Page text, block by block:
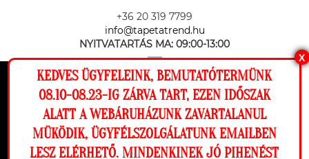
Ez a weboldal cookie-kat használ, hogy a
lehető legjobb élményt nyújtsa honlapunkon.
Beállítások
+36 20 319 7799
info@tapetatrend.hu
NYITVATARTÁS MA: 09:00-13:00
Az online fizetést a Barion Payment Zrt. biztosítja, MNB engedély
száma: H-EN-I-1064/2013
X
KEDVES ÜGYFELEINK, BEMUTATÓTERMÜNK
08.10-08.23-IG ZÁRVA TART, EZEN IDŐSZAK
ALATT A WEBÁRUHÁZUNK ZAVARTALANUL
MÜKÖDIK, ÜGYFÉLSZOLGÁLATUNK EMAILBEN
LESZ ELÉRHETŐ. MINDENKINEK JÓ PIHENÉST